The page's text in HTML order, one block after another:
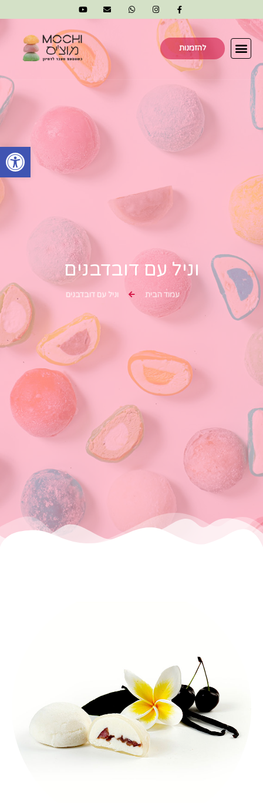
להזמנות
וניל עם דובדבנים
עמוד הבית וניל עם דובדבנים